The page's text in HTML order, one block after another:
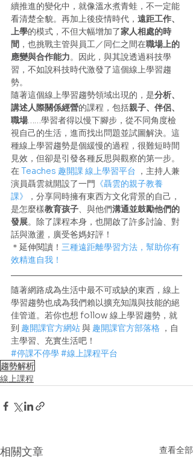
續推進的變化中，就像溫水煮青蛙，不一定能
看清楚全貌。再加上後疫情時代， 遠距工作、
上學的模式，不但大幅增加了家人相處的時
間 ，也挑戰主管與員工／同仁之間在職場上的
應變與合作能力。因此，與其說透過科技學
習，不如說科技時代激發了這個線上學習趨
勢。
隨著這個線上學習趨勢領域出現的，是分析、
講述人際關係經營的課程，包括親子、伴侶、
職場……學習者得以慢下腳步，從不同角度檢
視自己的生活，進而找出問題並試圖解決。這
種線上學習趨勢是個緩慢的過程，很難短時間
見效，但卻是引發各種反思與觀察的第一步。
在 Teaches 趣開課 線上學習平台 ，主持人兼
演員聶雲就開設了一門 《聶雲的親子教養
課》
，分享同時擁有東西方文化背景的自己，
是怎麼樣教育孩子、與他們溝通並鼓勵他們的
發展。除了課程本身，也開啟了許多討論、對
話與激盪，廣受爸媽好評！
＊延伸閱讀！ 三種遠距離學習方法，幫助你有
效精進自我！
隨著網路成為生活中最不可或缺的東西，線上
學習趨勢也成為我們賴以擴充知識與技能的絕
佳管道。若你也想 follow 線上學習趨勢，就
到 趣開課官方網站 與 趣開課官方部落格 ，自
主學習、充實生活吧！
#停課不停學#線上課程平台
趨勢解析
線上課程
相關文章 查看全部